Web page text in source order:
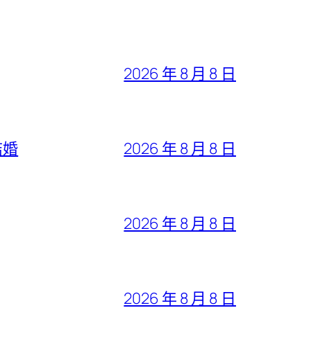
2026 年 8 月 8 日
2026 年 8 月 8 日
2026 年 8 月 8 日
2026 年 8 月 8 日